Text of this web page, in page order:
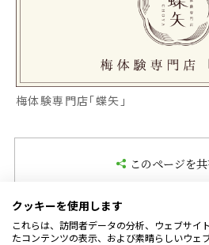
梅体験専門店「蝶矢」
このページを
お酒に関する情報
クッキーを使用します
これらは、訪問者データの分析、ウェブサイ
たコンテンツの表示、および素晴らしいウェ